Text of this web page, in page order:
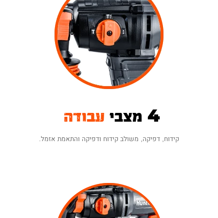
4 מצבי עבודה
קידוח, דפיקה, משולב קידוח ודפיקה והתאמת אזמל.